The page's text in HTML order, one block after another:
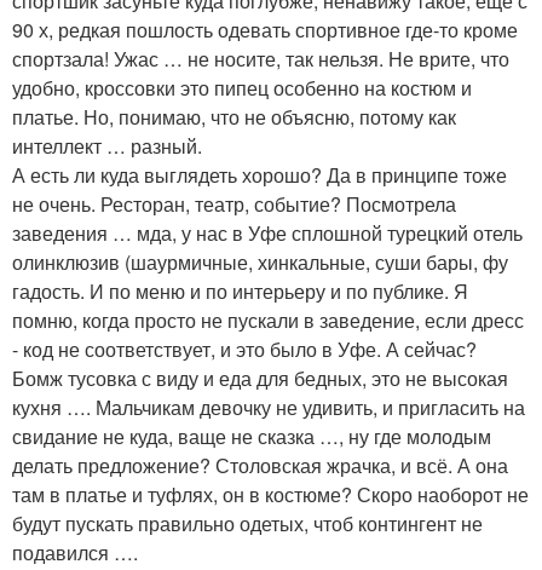
90 х, редкая пошлость одевать спортивное где-то кроме
спортзала! Ужас … не носите, так нельзя. Не врите, что
удобно, кроссовки это пипец особенно на костюм и
платье. Но, понимаю, что не объясню, потому как
интеллект … разный.
А есть ли куда выглядеть хорошо? Да в принципе тоже
не очень. Ресторан, театр, событие? Посмотрела
заведения … мда, у нас в Уфе сплошной турецкий отель
олинклюзив (шаурмичные, хинкальные, суши бары, фу
гадость. И по меню и по интерьеру и по публике. Я
помню, когда просто не пускали в заведение, если дресс
- код не соответствует, и это было в Уфе. А сейчас?
Бомж тусовка с виду и еда для бедных, это не высокая
кухня …. Мальчикам девочку не удивить, и пригласить на
свидание не куда, ваще не сказка …, ну где молодым
делать предложение? Столовская жрачка, и всё. А она
там в платье и туфлях, он в костюме? Скоро наоборот не
будут пускать правильно одетых, чтоб контингент не
подавился ….